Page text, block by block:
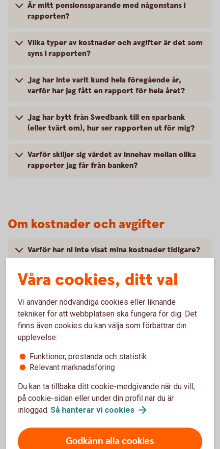
Är mitt pensionssparande med någonstans i
rapporten?
Vilka typer av kostnader och avgifter är det som
syns i rapporten?
Jag har inte varit kund hela föregående år,
varför har jag fått en rapport för hela året?
Jag har bytt från Swedbank till en sparbank
(eller tvärt om), hur ser rapporten ut för mig?
Varför skiljer sig värdet av innehav mellan olika
rapporter jag får från banken?
Om kostnader och avgifter
Varför har ni inte visat mina kostnader tidigare?
Varför skiljer sig kostnaderna i den här
sammanställningen jämfört med årsbeskedet för
fonder eller försäkringar? Varför räknar ni inte
på samma sätt?
Hur har jag betalat de här avgifterna som står i
När betalade jag kostnaderna för fonderna?
Vad är det för skillnad på en ”kostnad” och en
”avgift”? Är inte allt bara ”kostnader”?
Våra cookies, ditt val
Vi använder nödvändiga cookies eller liknande
tekniker för att webbplatsen ska fungera för dig. Det
finns även cookies du kan välja som förbättrar din
upplevelse:
Funktioner, prestanda och statistik
Relevant marknadsföring
Du kan ta tillbaka ditt cookie-medgivande när du vill,
på cookie-sidan eller under din profil när du är
inloggad. Så hanterar vi cookies .
Godkänn alla cookies